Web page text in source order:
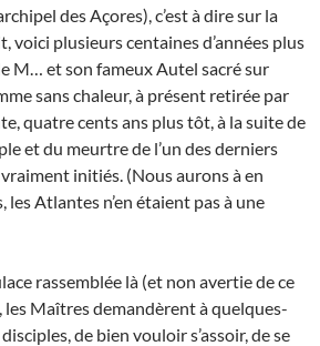
des Açores), c’est à dire sur la
voici plusieurs centaines d’années plus
M… et son fameux Autel sacré sur
sans chaleur, à présent retirée par
quatre cents ans plus tôt, à la suite de
et du meurtre de l’un des derniers
initiés. (Nous aurons à en
Atlantes n’en étaient pas à une
rassemblée là (et non avertie de ce
les Maîtres demandèrent à quelques-
de bien vouloir s’assoir, de se